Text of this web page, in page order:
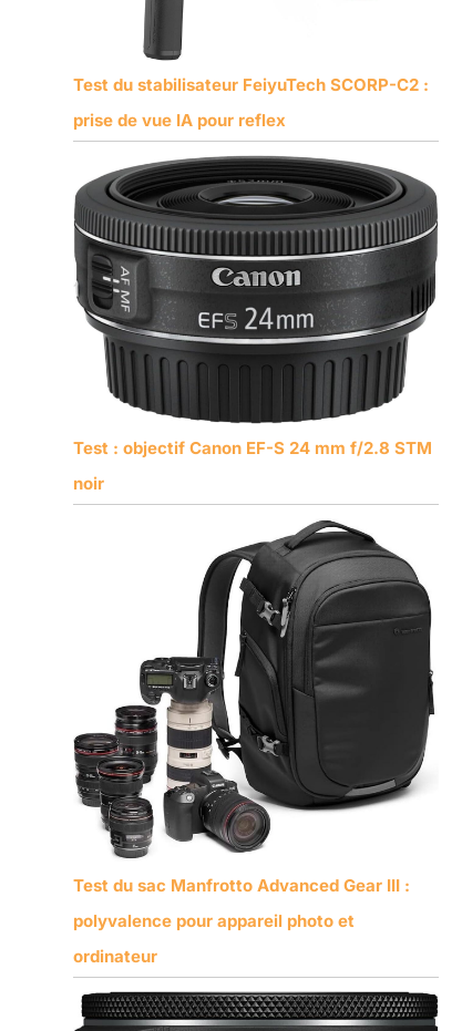
Test du stabilisateur FeiyuTech SCORP-C2 :
prise de vue IA pour reflex
Test : objectif Canon EF-S 24 mm f/2.8 STM
noir
Test du sac Manfrotto Advanced Gear III :
polyvalence pour appareil photo et
ordinateur